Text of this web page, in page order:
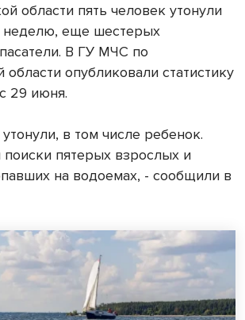
области пять человек утонули
еще шестерых
В ГУ МЧС по
опубликовали статистику
29 июня.
в том числе ребенок.
пятерых взрослых и
на водоемах, - сообщили в